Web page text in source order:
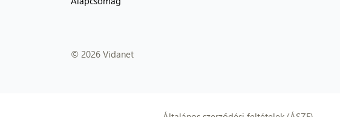
© 2026 Vidanet